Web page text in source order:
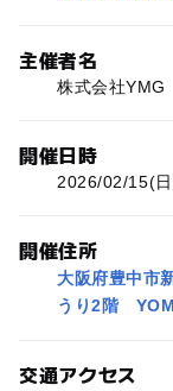
主催者名
株式会社YMG
開催日時
2026/02/15(
開催住所
大阪府豊中市
うり2階
交通アクセス